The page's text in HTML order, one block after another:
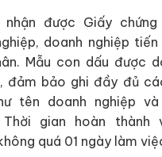
nhận được Giấy
doanh nghiệp
Mẫu con dấu được
đảm bảo ghi đầy đủ
tên doanh nghiệp
Thời gian hoàn thành
quá 01 ngày làm